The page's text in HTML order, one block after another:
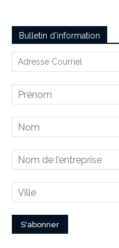
Bulletin d’information